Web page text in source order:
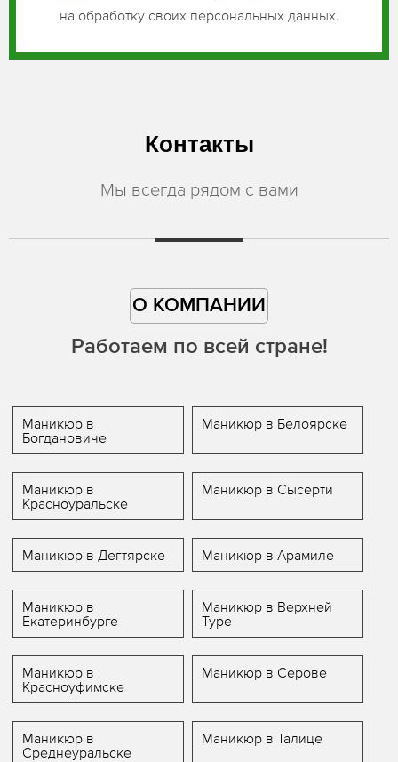
на обработку своих персональных данных.
Контакты
Мы всегда рядом с вами
О КОМПАНИИ
Работаем по всей стране!
Маникюр в
Богдановиче
Маникюр в Белоярске
Маникюр в
Красноуральске
Маникюр в Сысерти
Маникюр в Дегтярске Маникюр в Арамиле
Маникюр в
Екатеринбурге
Маникюр в Верхней
Туре
Маникюр в
Красноуфимске
Маникюр в Серове
Маникюр в
Среднеуральске
Маникюр в Талице